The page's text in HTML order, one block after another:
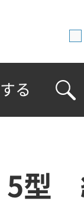
る
型